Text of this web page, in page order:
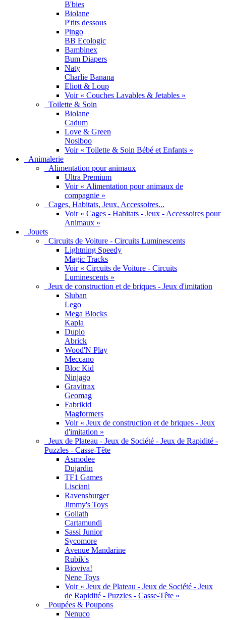
B'bies
Biolane
P'tits dessous
Pingo
BB Ecologic
Bambinex
Bum Diapers
Naty
Charlie Banana
Eliott & Loup
Voir « Couches Lavables & Jetables »
Toilette & Soin
Biolane
Cadum
Love & Green
Nosiboo
Voir « Toilette & Soin Bébé et Enfants »
Animalerie
Alimentation pour animaux
Ultra Premium
Voir « Alimentation pour animaux de
compagnie »
Cages, Habitats, Jeux, Accessoires...
Voir « Cages - Habitats - Jeux - Accessoires pour
Animaux »
Jouets
Circuits de Voiture - Circuits Luminescents
Lightning Speedy
Magic Tracks
Voir « Circuits de Voiture - Circuits
Luminescents »
Jeux de construction et de briques - Jeux d'imitation
Sluban
Lego
Mega Blocks
Kapla
Duplo
Abrick
Wood'N Play
Meccano
Bloc Kid
Ninjago
Gravitrax
Geomag
Fabrikid
Magformers
Voir « Jeux de construction et de briques - Jeux
d'imitation »
Jeux de Plateau - Jeux de Société - Jeux de Rapidité -
Puzzles - Casse-Tête
Asmodee
Dujardin
TF1 Games
Lisciani
Ravensburger
Jimmy's Toys
Goliath
Cartamundi
Sassi Junior
Sycomore
Avenue Mandarine
Rubik's
Bioviva!
Nene Toys
Voir « Jeux de Plateau - Jeux de Société - Jeux
de Rapidité - Puzzles - Casse-Tête »
Poupées & Poupons
Nenuco